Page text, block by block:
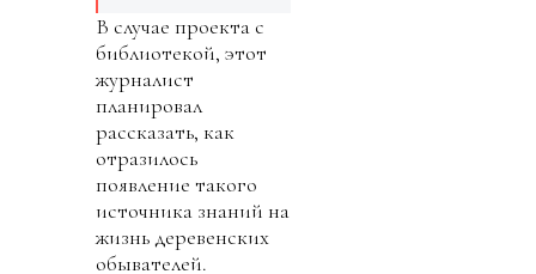
В случае проекта с
библиотекой, этот
журналист
планировал
рассказать, как
отразилось
появление такого
источника знаний на
жизнь деревенских
обывателей.